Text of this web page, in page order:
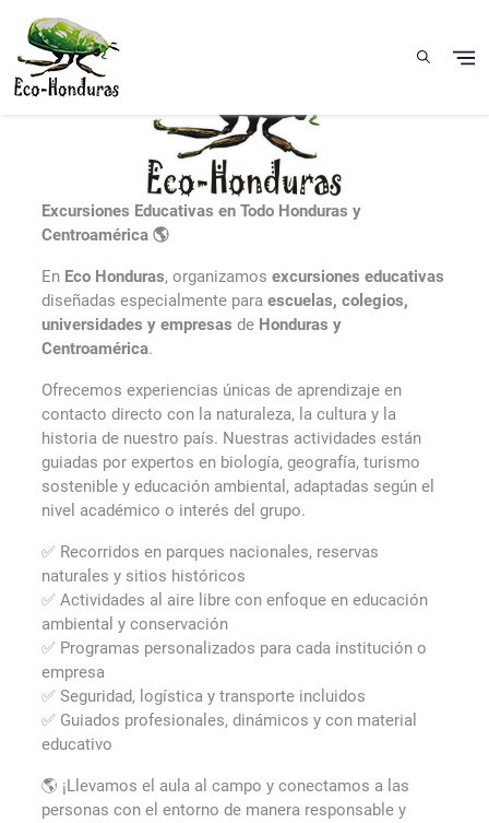
Excursiones Educativas en Todo Honduras y
Centroamérica 🌎
En Eco Honduras, organizamos excursiones educativas
diseñadas especialmente para escuelas, colegios,
universidades y empresas de Honduras y
Centroamérica.
Ofrecemos experiencias únicas de aprendizaje en
contacto directo con la naturaleza, la cultura y la
historia de nuestro país. Nuestras actividades están
guiadas por expertos en biología, geografía, turismo
sostenible y educación ambiental, adaptadas según el
nivel académico o interés del grupo.
✅ Recorridos en parques nacionales, reservas
naturales y sitios históricos
✅ Actividades al aire libre con enfoque en educación
ambiental y conservación
✅ Programas personalizados para cada institución o
empresa
✅ Seguridad, logística y transporte incluidos
✅ Guiados profesionales, dinámicos y con material
educativo
🌎 ¡Llevamos el aula al campo y conectamos a las
personas con el entorno de manera responsable y